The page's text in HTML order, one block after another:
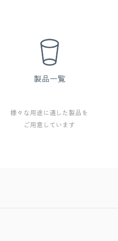
様々な用途に適した製品を
ご用意しています